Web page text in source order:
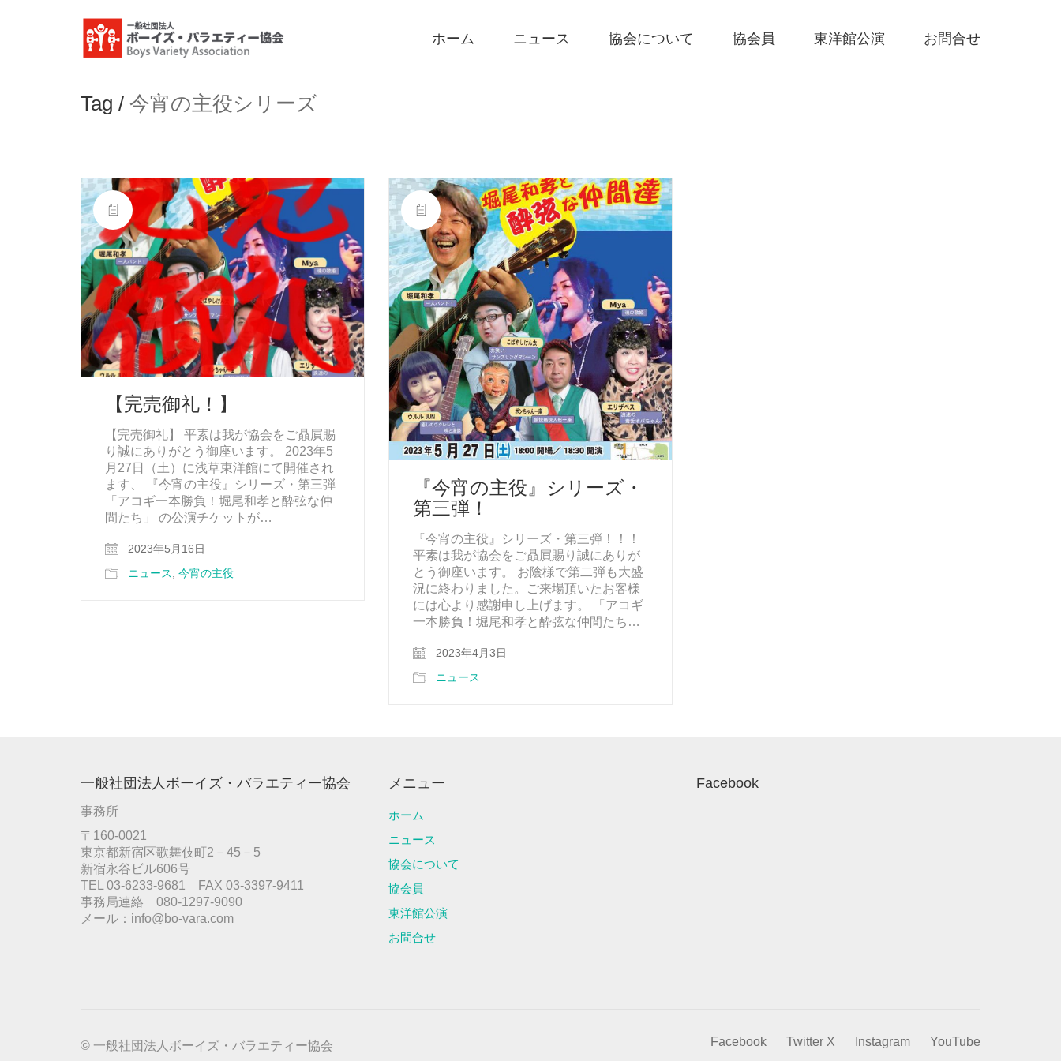
ホーム ニュース 協会について 協会員 東洋館公演 お問合せ
Tag / 今宵の主役シリーズ
【完売御礼！】
【完売御礼】 平素は我が協会をご贔屓賜
り誠にありがとう御座います。 2023年5
月27日（土）に浅草東洋館にて開催され
ます、 『今宵の主役』シリーズ・第三弾
「アコギ一本勝負！堀尾和孝と酔弦な仲
間たち」 の公演チケットが…
2023年5月16日
ニュース
今宵の主役
『今宵の主役』シリーズ・
第三弾！
『今宵の主役』シリーズ・第三弾！！！
平素は我が協会をご贔屓賜り誠にありが
とう御座います。 お陰様で第二弾も大盛
況に終わりました。ご来場頂いたお客様
には心より感謝申し上げます。 「アコギ
一本勝負！堀尾和孝と酔弦な仲間たち…
2023年4月3日
ニュース
一般社団法人ボーイズ・バラエティー協会
事務所
〒160-0021
東京都新宿区歌舞伎町2－45－5
新宿永谷ビル606号
TEL 03-6233-9681 FAX 03-3397-9411
事務局連絡 080-1297-9090
メール：info@bo-vara.com
メニュー
ホーム
ニュース
協会について
協会員
東洋館公演
お問合せ
Facebook
Facebook Twitter X Instagram YouTube
© 一般社団法人ボーイズ・バラエティー協会